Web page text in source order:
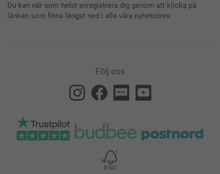
Du kan när som helst avregistrera dig genom att klicka på
länken som finns längst ned i alla våra nyhetsbrev.
Följ oss